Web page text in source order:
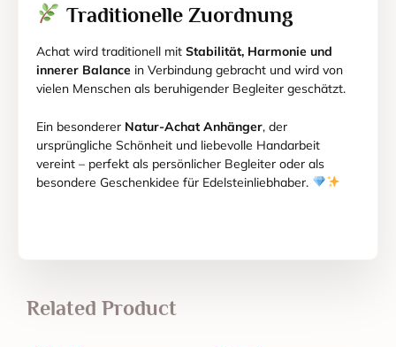
Traditionelle Zuordnung
Achat wird traditionell mit Stabilität, Harmonie und
innerer Balance in Verbindung gebracht und wird von
vielen Menschen als beruhigender Begleiter geschätzt.
Ein besonderer Natur-Achat Anhänger, der
ursprüngliche Schönheit und liebevolle Handarbeit
vereint – perfekt als persönlicher Begleiter oder als
besondere Geschenkidee für Edelsteinliebhaber.
Related Product